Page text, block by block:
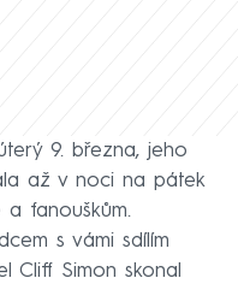
9. března, jeho
až v noci na pátek
a fanouškům.
s vámi sdílím
Cliff Simon skonal